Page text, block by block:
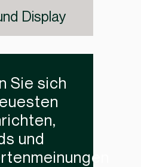
Display
Sie sich
und